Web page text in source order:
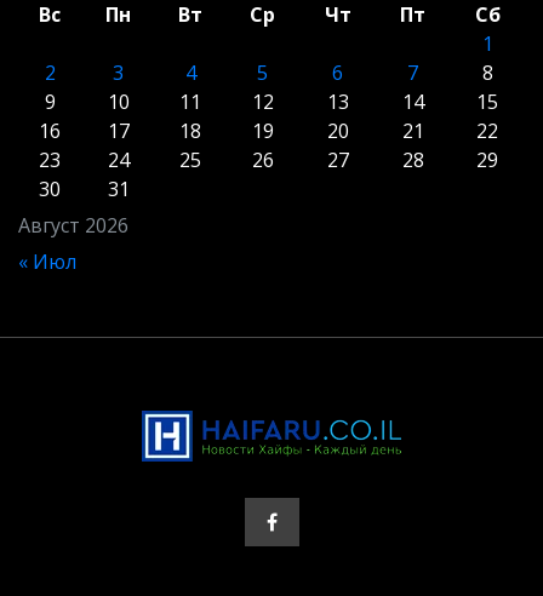
Август 2026
Вс Пн Вт Ср Чт Пт
Сб
1
2
3 4 5 6 7
8
9
10 11 12 13 14
15
16
17 18 19 20 21
22
23
24 25 26 27 28
29
30
31
« Июл